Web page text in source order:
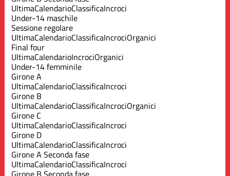
UltimaCalendarioClassificaIncroci
Under-14 maschile
Sessione regolare
UltimaCalendarioClassificaIncrociOrganici
Final four
UltimaCalendarioIncrociOrganici
Under-14 femminile
Girone A
UltimaCalendarioClassificaIncroci
Girone B
UltimaCalendarioClassificaIncrociOrganici
Girone C
UltimaCalendarioClassificaIncroci
Girone D
UltimaCalendarioClassificaIncroci
Girone A Seconda fase
UltimaCalendarioClassificaIncroci